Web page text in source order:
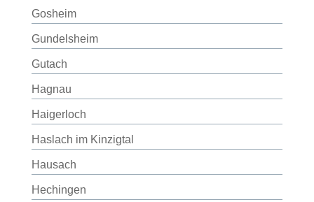
Gosheim
Gundelsheim
Gutach
Hagnau
Haigerloch
Haslach im Kinzigtal
Hausach
Hechingen